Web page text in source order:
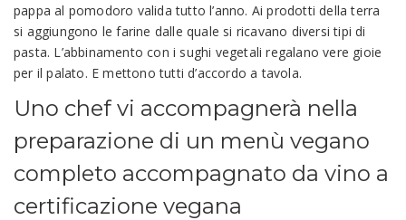
pappa al pomodoro valida tutto l’anno. Ai prodotti della terra
si aggiungono le farine dalle quale si ricavano diversi tipi di
pasta. L’abbinamento con i sughi vegetali regalano vere gioie
per il palato. E mettono tutti d’accordo a tavola.
Uno chef vi accompagnerà nella
preparazione di un menù vegano
completo accompagnato da vino a
certificazione vegana